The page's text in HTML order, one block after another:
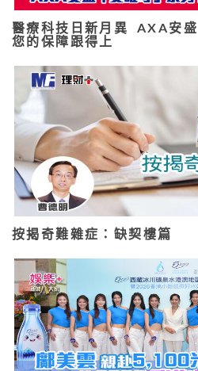
醫療科技日新月異 AXA安
您的保障跟得上
按揭奇難雜症：缺契樓篇